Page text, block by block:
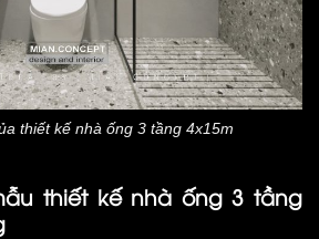
thiết kế nhà ống 3 tầng 4x15m
thiết kế nhà ống 3 tầng